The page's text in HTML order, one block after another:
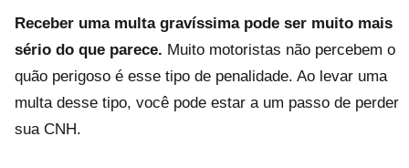
Receber uma multa gravíssima pode ser muito mais
sério do que parece. Muito motoristas não percebem o
quão perigoso é esse tipo de penalidade. Ao levar uma
multa desse tipo, você pode estar a um passo de perder
sua CNH.